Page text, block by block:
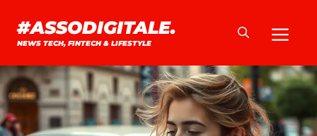
contenuto
#ASSODIGITALE.
NEWS TECH, FINTECH & LIFESTYLE